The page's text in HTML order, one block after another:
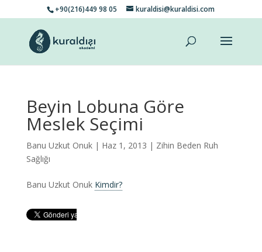
+90(216)449 98 05 kuraldisi@kuraldisi.com
Beyin Lobuna Göre
Meslek Seçimi
Banu Uzkut Onuk| Haz 1, 2013 | Zihin Beden Ruh
Sağlığı
Banu Uzkut Onuk Kimdir?